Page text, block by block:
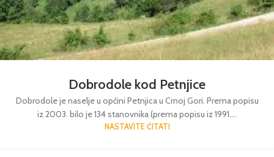
Dobrodole kod Petnjice
Dobrodole je naselje u općini Petnjica u Crnoj Gori. Prema popisu
iz 2003. bilo je 134 stanovnika (prema popisu iz 1991....
NASTAVITE ČITATI